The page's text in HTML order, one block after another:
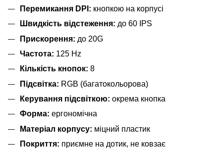
Перемикання DPI: кнопкою на корпусі
Швидкість відстеження: до 60 IPS
Прискорення: до 20G
Частота: 125 Hz
Кількість кнопок: 8
Підсвітка: RGB (багатокольорова)
Керування підсвіткою: окрема кнопка
Форма: ергономічна
Матеріал корпусу: міцний пластик
Покриття: приємне на дотик, не ковзає